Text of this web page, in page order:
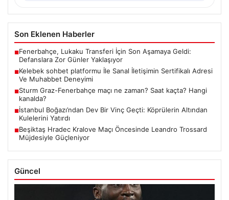
Son Eklenen Haberler
■Fenerbahçe, Lukaku Transferi İçin Son Aşamaya Geldi:
Defanslara Zor Günler Yaklaşıyor
■Kelebek sohbet platformu İle Sanal İletişimin Sertifikalı Adresi
Ve Muhabbet Deneyimi
■Sturm Graz-Fenerbahçe maçı ne zaman? Saat kaçta? Hangi
kanalda?
■İstanbul Boğazı’ndan Dev Bir Vinç Geçti: Köprülerin Altından
Kulelerini Yatırdı
■Beşiktaş Hradec Kralove Maçı Öncesinde Leandro Trossard
Müjdesiyle Güçleniyor
Güncel